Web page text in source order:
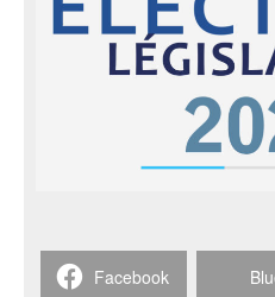
Facebook